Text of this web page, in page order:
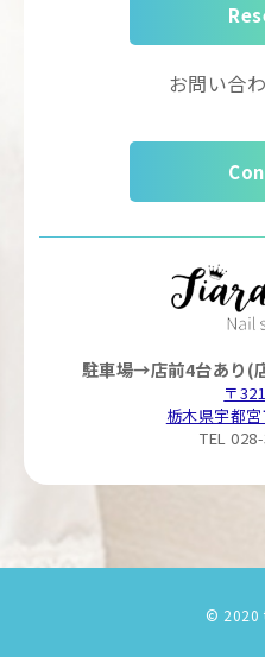
お問い合
駐車場→店前4台あり(
〒
栃木県宇都
TEL
© 2020